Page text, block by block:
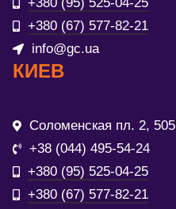
+380 (67) 577-82-21
info@gc.ua
КИЕВ
Соломенская пл. 2, 505
+38 (044) 495-54-24
+380 (95) 525-04-25
+380 (67) 577-82-21